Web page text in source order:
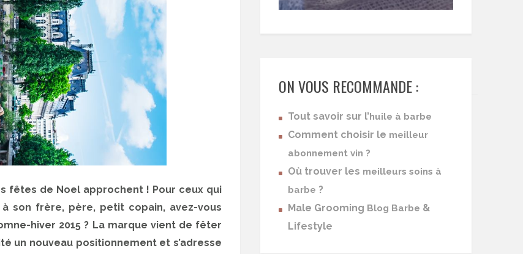
fêtes de Noel approchent ! Pour ceux qui
son frère, père, petit copain, avez-vous
hiver 2015 ? La marque vient de fêter
un nouveau positionnement et s’adresse
ON VOUS RECOMMANDE :
Tout savoir sur l’ huile à barbe
Comment choisir le meilleur
abonnement vin ?
Où trouver les meilleurs soins à
barbe ?
Male Grooming Blog Barbe &
Lifestyle